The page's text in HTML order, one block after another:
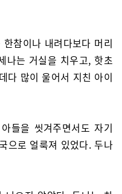
참이나 내려다보다 머리
나는 거실을 치우고, 핫초
다 많이 울어서 지친 아이
들을 씻겨주면서도 자기
으로 얼룩져 있었다. 두나